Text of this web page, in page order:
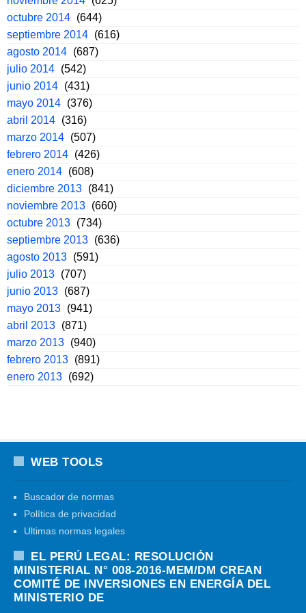
octubre 2014 (644)
septiembre 2014 (616)
agosto 2014 (687)
julio 2014 (542)
junio 2014 (431)
mayo 2014 (376)
abril 2014 (316)
marzo 2014 (507)
febrero 2014 (426)
enero 2014 (608)
diciembre 2013 (841)
noviembre 2013 (660)
octubre 2013 (734)
septiembre 2013 (636)
agosto 2013 (591)
julio 2013 (707)
junio 2013 (687)
mayo 2013 (941)
abril 2013 (871)
marzo 2013 (940)
febrero 2013 (891)
enero 2013 (692)
WEB TOOLS
Buscador de normas
Política de privacidad
Ultimas normas legales
EL PERÚ LEGAL: RESOLUCIÓN
MINISTERIAL N° 008-2016-MEM/DM CREAN
COMITÉ DE INVERSIONES EN ENERGÍA DEL
MINISTERIO DE